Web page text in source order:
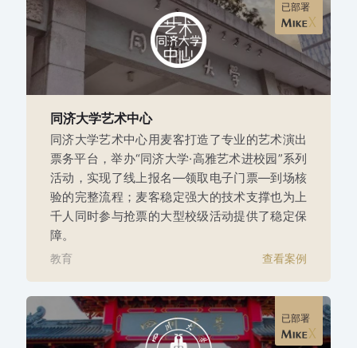
已部署
同济大学艺术中心
同济大学艺术中心用麦客打造了专业的艺术演出
票务平台，举办“同济大学·高雅艺术进校园”系列
活动，实现了线上报名—领取电子门票—到场核
验的完整流程；麦客稳定强大的技术支撑也为上
千人同时参与抢票的大型校级活动提供了稳定保
障。
教育 查看案例
已部署